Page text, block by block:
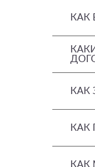
КАК
КАК
КАК
КАК